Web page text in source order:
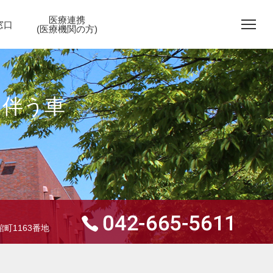
口
医療連携
(医療機関の方)
う車
町1163番地